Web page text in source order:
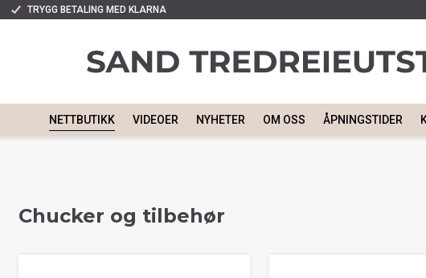
TRYGG BETALING MED KLARNA
NETTBUTIKK VIDEOER NYHETER OM OSS ÅPNINGSTIDER
Chucker og tilbehør